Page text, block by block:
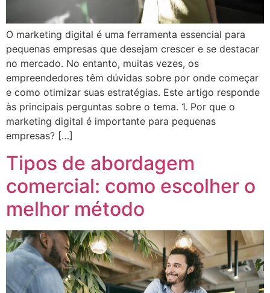
O marketing digital é uma ferramenta essencial para
pequenas empresas que desejam crescer e se destacar
no mercado. No entanto, muitas vezes, os
empreendedores têm dúvidas sobre por onde começar
e como otimizar suas estratégias. Este artigo responde
às principais perguntas sobre o tema. 1. Por que o
marketing digital é importante para pequenas
empresas? […]
Tipos de abordagem
comercial: como escolher o
melhor método